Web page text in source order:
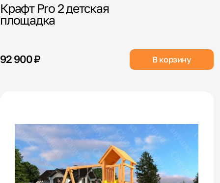
Крафт Pro 2 детская
площадка
92 900 ₽ В корзину